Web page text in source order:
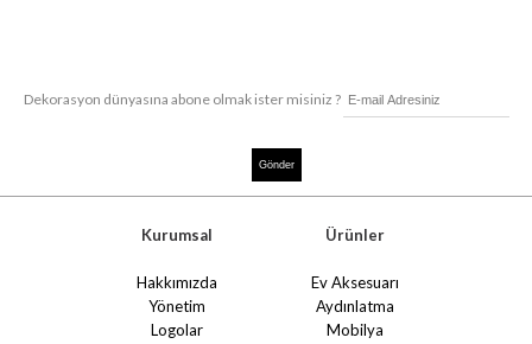
Dekorasyon dünyasına abone olmak ister misiniz ?
Kurumsal
Hakkımızda
Yönetim
Logolar
Ürünler
Ev Aksesuarı
Aydınlatma
Mobilya